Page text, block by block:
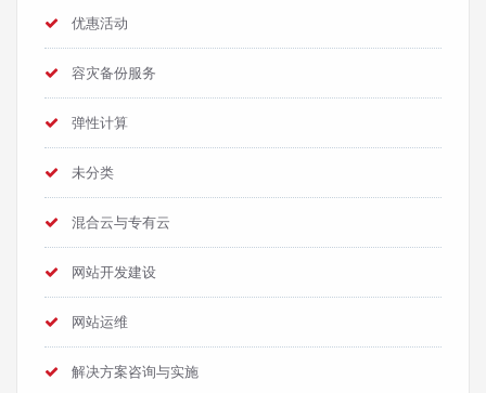
优惠活动
容灾备份服务
弹性计算
未分类
混合云与专有云
网站开发建设
网站运维
解决方案咨询与实施